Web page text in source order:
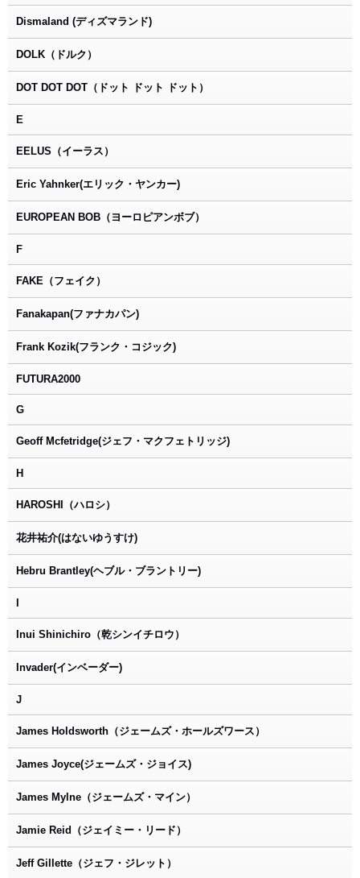
Dismaland (ディズマランド)
DOLK（ドルク）
DOT DOT DOT（ドット ドット ドット）
E
EELUS（イーラス）
Eric Yahnker(エリック・ヤンカー)
EUROPEAN BOB（ヨーロピアンボブ）
F
FAKE（フェイク）
Fanakapan(ファナカパン)
Frank Kozik(フランク・コジック)
FUTURA2000
G
Geoff Mcfetridge(ジェフ・マクフェトリッジ)
H
HAROSHI（ハロシ）
花井祐介(はないゆうすけ)
Hebru Brantley(ヘブル・ブラントリー)
Inui Shinichiro（乾シンイチロウ）
Invader(インベーダー)
J
James Holdsworth（ジェームズ・ホールズワース）
James Joyce(ジェームズ・ジョイス)
James Mylne（ジェームズ・マイン）
Jamie Reid（ジェイミー・リード）
Jeff Gillette（ジェフ・ジレット）